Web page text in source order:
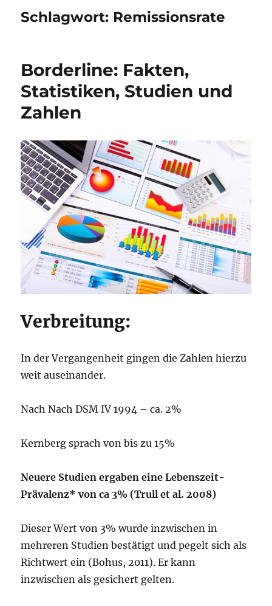
Schlagwort: Remissionsrate
Borderline: Fakten,
Statistiken, Studien und
Zahlen
Verbreitung:
In der Vergangenheit gingen die Zahlen hierzu
weit auseinander.
Nach Nach DSM IV 1994 – ca. 2%
Kernberg sprach von bis zu 15%
Neuere Studien ergaben eine Lebenszeit-
Prävalenz* von ca 3% (Trull et al. 2008)
Dieser Wert von 3% wurde inzwischen in
mehreren Studien bestätigt und pegelt sich als
Richtwert ein (Bohus, 2011). Er kann
inzwischen als gesichert gelten.